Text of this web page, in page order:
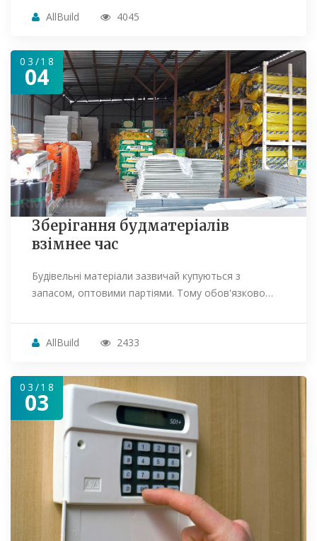
AllBuild 4045
03/18
04
Зберігання будматеріалів
взімнее час
Будівельні матеріали зазвичай купуються з
запасом, оптовими партіями. Тому обов'язково…
AllBuild 2433
03/18
03